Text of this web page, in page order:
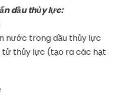
dầu thủy lực:
nước trong dầu thủy lực
tử thủy lực (tạo ra các hạt